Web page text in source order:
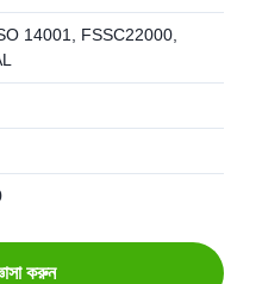
14001, FSSC22000,
করুন